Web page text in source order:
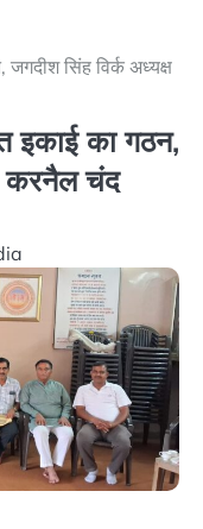
सिंह विर्क अध्यक्ष
इकाई का गठन,
करनैल चंद